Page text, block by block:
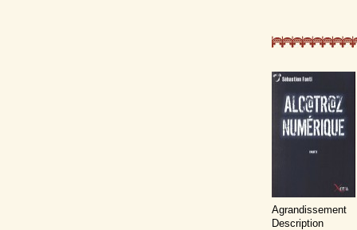
Agrandissement
Description